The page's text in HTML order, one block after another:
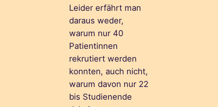
Leider erfährt man
daraus weder,
warum nur 40
Patientinnen
rekrutiert werden
konnten, auch nicht,
warum davon nur 22
bis Studienende